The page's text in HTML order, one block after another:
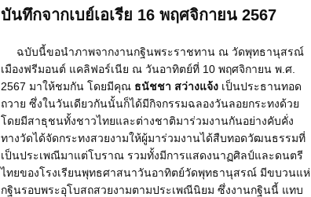
บันทึกจากเบย์เอเรีย 16 พฤศจิกายน 2567
ฉบับนี้ขอนำภาพจากงานกฐินพระราชทาน ณ วัดพุทธานุสรณ์
เมืองฟรีมอนต์ แคลิฟอร์เนีย ณ วันอาทิตย์ที่ 10 พฤศจิกายน พ.ศ.
2567 มาให้ชมกัน โดยมีคุณ ธนัชชา สว่างแจ้ง เป็นประธานทอด
ถวาย ซึ่งในวันเดียวกันนั้นก็ได้มีกิจกรรมฉลองวันลอยกระทงด้วย
โดยมีสาธุชนทั้งชาวไทยและต่างชาติมาร่วมงานกันอย่างคับคั่ง
ทางวัดได้จัดกระทงสวยงามให้ผู้มาร่วมงานได้สืบทอดวัฒนธรรมที่
เป็นประเพณีมาแต่โบราณ รวมทั้งมีการแสดงนาฏศิลป์และดนตรี
ไทยของโรงเรียนพุทธศาสนาวันอาทิตย์วัดพุทธานุสรณ์ มีขบวนแห่
กฐินรอบพระอุโบสถสวยงามตามประเพณีนิยม ซึ่งงานกฐินนี้ แทบ